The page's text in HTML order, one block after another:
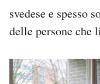
svedese e spesso
delle persone che